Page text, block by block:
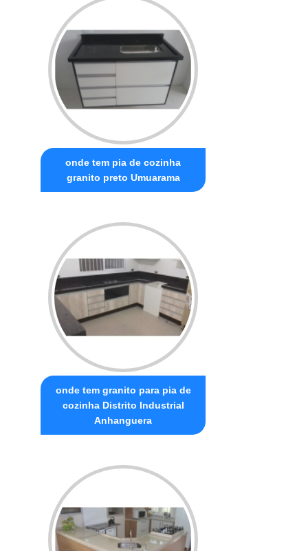
onde tem pia de cozinha
granito preto Umuarama
onde tem granito para pia de
cozinha Distrito Industrial
Anhanguera